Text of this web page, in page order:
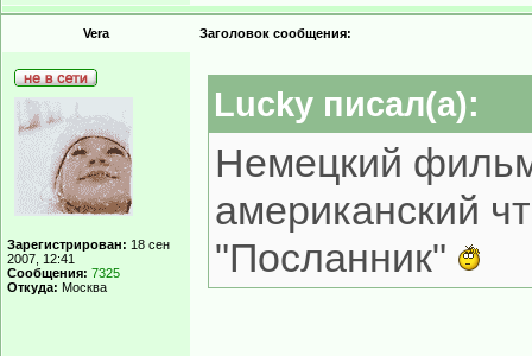
Vera Заголовок сообщения:
Зарегистрирован: 18 сен
2007, 12:41
Сообщения: 7325
Откуда: Москва
Lucky писал(а):
Немецкий
американский
"Посланник"